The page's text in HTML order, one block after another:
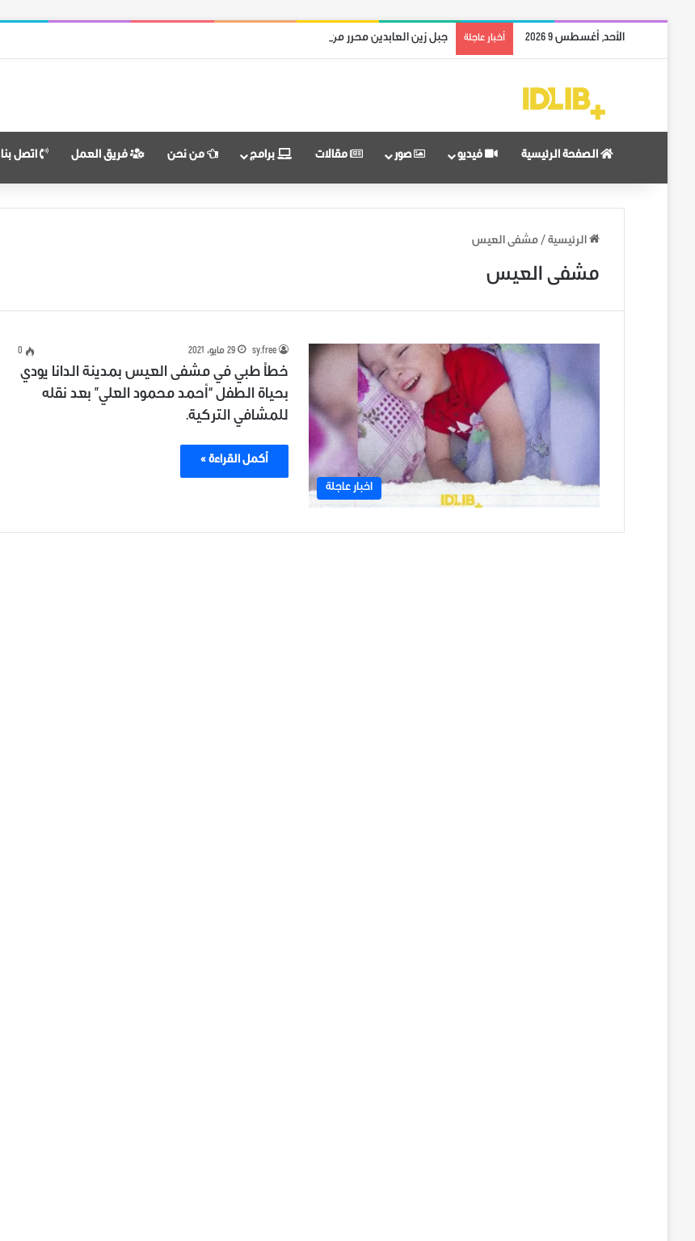
الأحد, أغسطس 9 2026 أخبار عاجلة جبل زين العابدين محرر من قوات النظام وميليشياته
الصفحة الرئيسية فيديو صور مقالات برامج من نحن فريق العمل اتصل بنا
الرئيسية / مشفى العيس
مشفى العيس
اخبار عاجلة
sy.free 29 مايو، 2021 0
خطأ طبي في مشفى العيس بمدينة الدانا يودي
بحياة الطفل “أحمد محمود العلي” بعد نقله
للمشافي التركية.
أكمل القراءة »